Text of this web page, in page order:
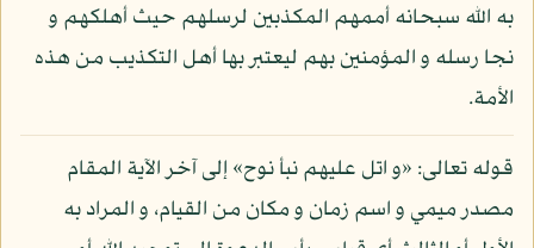
به الله سبحانه أممهم المكذبين لرسلهم حيث أهلكهم و
نجا رسله و المؤمنين بهم ليعتبر بها أهل التكذيب من هذه
الأمة.
قوله تعالى: «و اتل عليهم نبأ نوح» إلى آخر الآية المقام
مصدر ميمي و اسم زمان و مكان من القيام، و المراد به